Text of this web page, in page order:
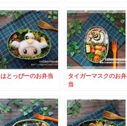
はとっぴーのお弁当
タイガーマスクのお弁
当